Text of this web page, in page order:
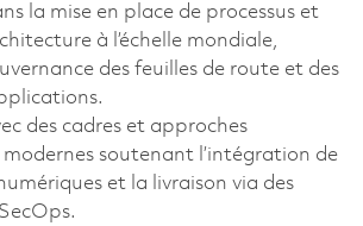
la mise en place de processus et
à l’échelle mondiale,
des feuilles de route et des
des cadres et approches
modernes soutenant l’intégration de
et la livraison via des